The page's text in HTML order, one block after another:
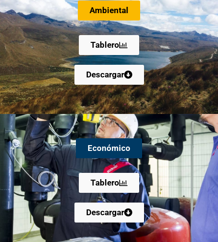
Ambiental
Tablero
Descargar
Económico
Tablero
Descargar